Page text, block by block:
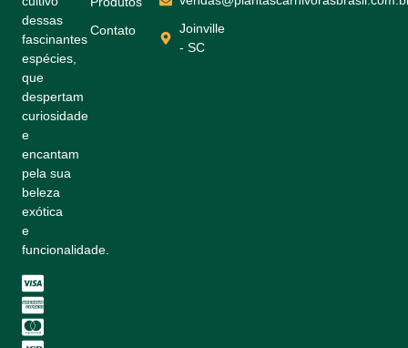
dessas
fascinantes
espécies,
que
despertam
curiosidade
e
encantam
pela sua
beleza
exótica
e
funcionalidade.
Contato
Joinville
- SC